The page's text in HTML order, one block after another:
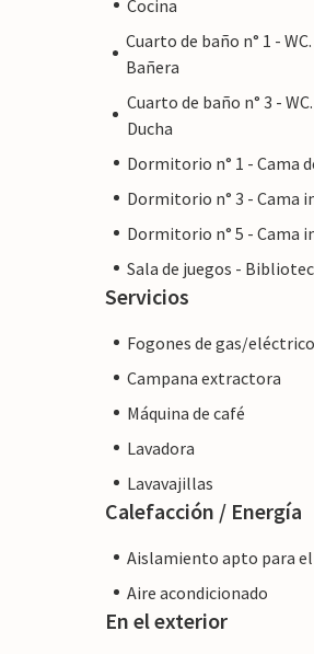
Cocina
Cuarto de baño n° 1 -
Bañera
Cuarto de baño n° 3 -
Ducha
Dormitorio n° 1 - Cama
Dormitorio n° 3 - Cama
Dormitorio n° 5 - Cama
Sala de juegos -
Servicios
Fogones de gas/
Campana extractora
Máquina de café
Lavadora
Lavavajillas
Calefacción / Energía
Aislamiento apto para
Aire acondicionado
En el exterior